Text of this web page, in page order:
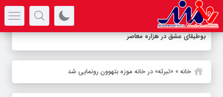
بوطیقای عشق در هزاره معاصر
خانه» «تبرئه» در خانه موزه بتهوون رونمایی شد